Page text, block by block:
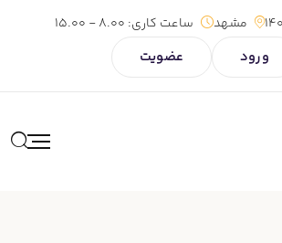
مشهد ساعت کاری:
ورود عضویت